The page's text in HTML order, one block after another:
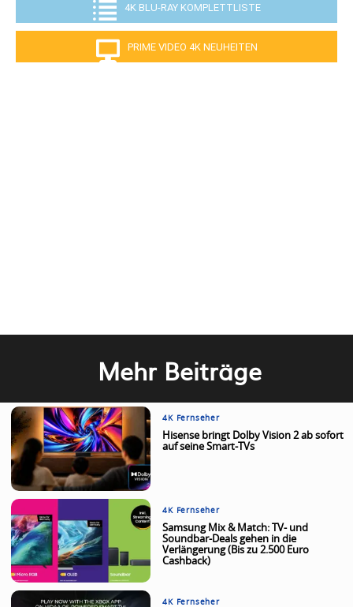
4K BLU-RAY KOMPLETTLISTE
PRIME VIDEO 4K NEUHEITEN
Mehr Beiträge
4K Fernseher
Hisense bringt Dolby Vision 2 ab sofort
auf seine Smart-TVs
4K Fernseher
Samsung Mix & Match: TV- und
Soundbar-Deals gehen in die
Verlängerung (Bis zu 2.500 Euro
Cashback)
4K Fernseher